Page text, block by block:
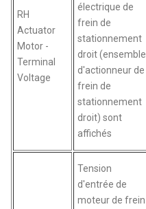
RH
Actuator
Motor -
Terminal
Voltage
électrique de
frein de
stationnement
droit (ensemble
d'actionneur de
frein de
stationnement
droit) sont
affichés
Tension
d'entrée de
moteur de frein